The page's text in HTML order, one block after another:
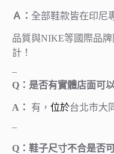
Ａ： 全部鞋款皆在印尼
品質與NIKE等國際品
計！
–
Q：是否有實體店面可
A： 有， 位於台北市大
–
Q：鞋子尺寸不合是否